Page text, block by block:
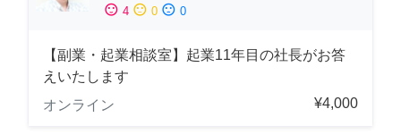
sentiment_satisfied 4 sentiment_neutral 0 sentiment_dissatisfied 0
【副業・起業相談室】起業11年目の社長がお答
えいたします
オンライン
¥4,000